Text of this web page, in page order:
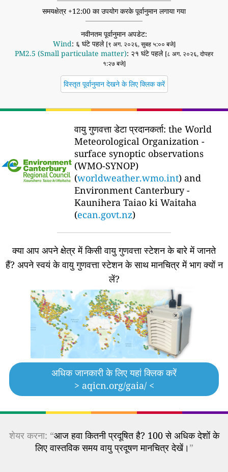
समयक्षेत्र +12:00 का उपयोग करके पूर्वानुमान लगाया गया
नवीनतम पूर्वानुमान अपडेट:
Wind: ६ घंटे पहले [९ अग. २०२६, सुबह ५:०० बजे]
PM2.5 (Small particulate matter): २१ घंटे पहले [८ अग. २०२६, दोपहर
१:२७ बजे]
विस्तृत पूर्वानुमान देखने के लिए क्लिक करें
वायु गुणवत्ता डेटा प्रदानकर्ता: the World
Meteorological Organization -
surface synoptic observations
(WMO-SYNOP)
(worldweather.wmo.int) and
Environment Canterbury -
Kaunihera Taiao ki Waitaha
(ecan.govt.nz)
क्या आप अपने क्षेत्र में किसी वायु गुणवत्ता स्टेशन के बारे में जानते
हैं? अपने स्वयं के वायु गुणवत्ता स्टेशन के साथ मानचित्र में भाग क्यों न
लें?
अधिक जानकारी के लिए यहां क्लिक करें
> aqicn.org/gaia/ <
शेयर करना: “आज हवा कितनी प्रदूषित है? 100 से अधिक देशों के
लिए वास्तविक समय वायु प्रदूषण मानचित्र देखें।”